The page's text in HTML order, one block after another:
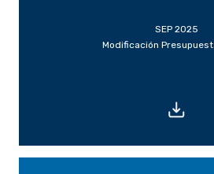
SEP 2025
Modificación